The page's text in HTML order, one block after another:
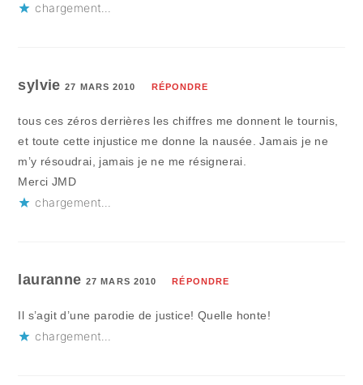
chargement…
sylvie27 MARS 2010 RÉPONDRE
tous ces zéros derrières les chiffres me donnent le tournis,
et toute cette injustice me donne la nausée. Jamais je ne
m’y résoudrai, jamais je ne me résignerai.
Merci JMD
chargement…
lauranne27 MARS 2010 RÉPONDRE
Il s’agit d’une parodie de justice! Quelle honte!
chargement…